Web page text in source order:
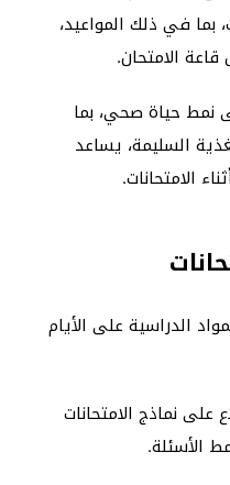
بما في ذلك المواعيد،
الامتحان.
نمط حياة صحي، بما
السليمة، يساعد
الامتحانات.
الدراسية على الأيام
على نماذج الامتحانات
الأسئلة.